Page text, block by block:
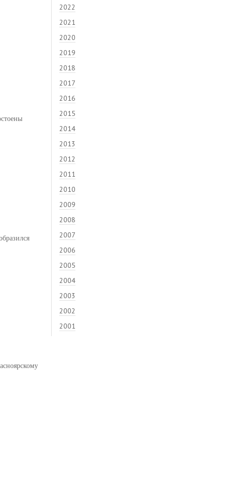
2022
2021
2020
2019
2018
2017
2016
2015
2014
2013
2012
2011
2010
2009
2008
2007
2006
2005
2004
2003
2002
2001